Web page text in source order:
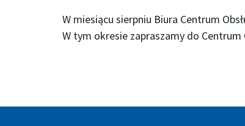
W miesiącu sierpniu Biura Centrum
W tym okresie zapraszamy do Centrum